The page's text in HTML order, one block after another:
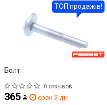
Болт
0 отзывов
365 ₴ срок 2 дн.
ТОП продажів!